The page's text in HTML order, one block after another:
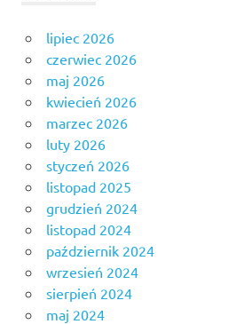
lipiec 2026
czerwiec 2026
maj 2026
kwiecień 2026
marzec 2026
luty 2026
styczeń 2026
listopad 2025
grudzień 2024
listopad 2024
październik 2024
wrzesień 2024
sierpień 2024
maj 2024